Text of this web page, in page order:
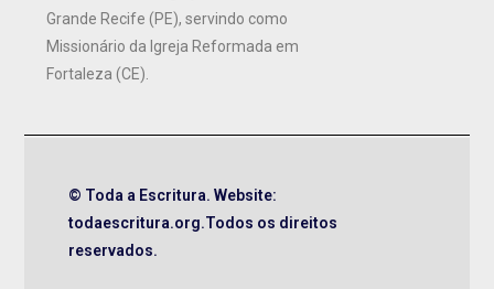
Grande Recife (PE), servindo como
Missionário da Igreja Reformada em
Fortaleza (CE).
© Toda a Escritura. Website:
todaescritura.org.Todos os direitos
reservados.